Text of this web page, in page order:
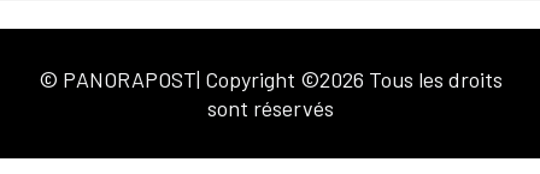
© PANORAPOST| Copyright ©2026 Tous les droits
sont réservés